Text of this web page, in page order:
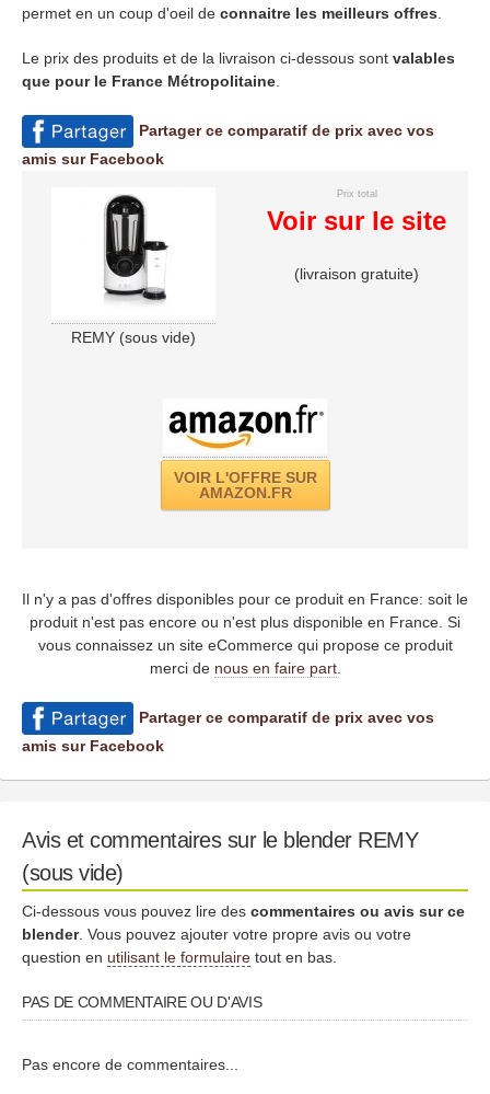
permet en un coup d'oeil de connaitre les meilleurs offres
Le prix des produits et de la livraison ci-dessous sont valables
que pour le France Métropolitaine
Partager ce comparatif de prix avec vos
amis sur Facebook
REMY (sous vide)
Prix total
Voir sur le site
(livraison gratuite)
VOIR L'OFFRE SUR
AMAZON.FR
Il n'y a pas d'offres disponibles pour ce produit en France: soit le
produit n'est pas encore ou n'est plus disponible en France. Si
vous connaissez un site eCommerce qui propose ce produit
merci de nous en faire part.
Partager ce comparatif de prix avec vos
amis sur Facebook
Avis et commentaires sur le blender REMY
(sous vide)
Ci-dessous vous pouvez lire des commentaires ou avis sur ce
blender. Vous pouvez ajouter votre propre avis ou votre
question en utilisant le formulaire tout en bas.
PAS DE COMMENTAIRE OU D'AVIS
Pas encore de commentaires...